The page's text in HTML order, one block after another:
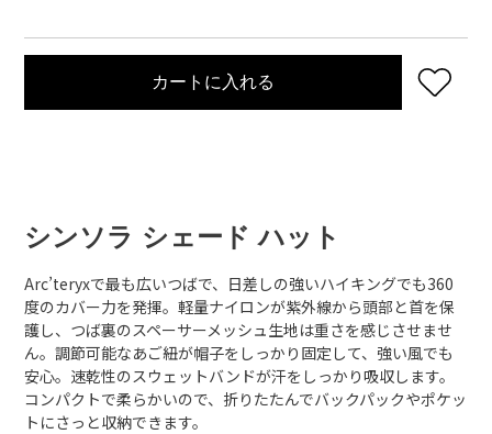
カートに入れる
商
を
追
加
す
る
シンソラ シェード ハット
Arc’teryxで最も広いつばで、日差しの強いハイキングでも360
度のカバー力を発揮。軽量ナイロンが紫外線から頭部と首を保
護し、つば裏のスペーサーメッシュ生地は重さを感じさせませ
ん。調節可能なあご紐が帽子をしっかり固定して、強い風でも
安心。速乾性のスウェットバンドが汗をしっかり吸収します。
コンパクトで柔らかいので、折りたたんでバックパックやポケッ
トにさっと収納できます。